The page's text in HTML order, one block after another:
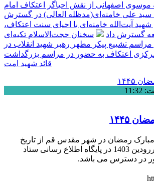
موسوی اصفهانی از نقش احیاگر اعتکاف امام
سید علی خامنه‌ای(مدظله العالی) در گسترش
شهید آیت‌الله خامنه‌ای با احیای سنت اعتکاف،
گسترش داد
سخنان حجت‌الاسلام تکیه‌ای
مراسم تشییع پیکر مطهر رهبر شهید انقلاب در
اعتکاف به حضور در مراسم بزرگداشت
قائد شهید امت
۱۴۴۵
مبارک رمضان در شهر مقدس قم از تاریخ
هفتم الی چهاردهم فررودین 1403 در پایگاه اطلاع رسانی ستاد
در دسترس می باشد.